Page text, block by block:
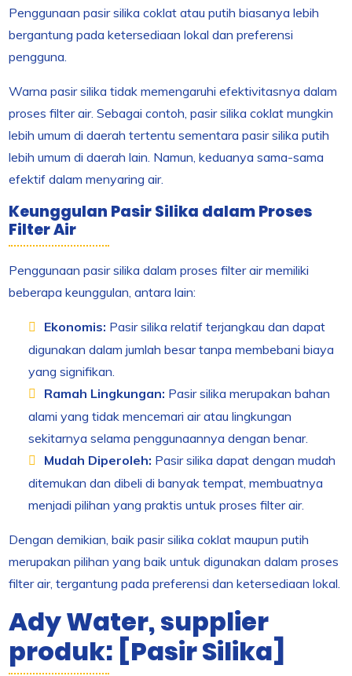
Penggunaan pasir silika coklat atau putih biasanya lebih
bergantung pada ketersediaan lokal dan preferensi
pengguna.
Warna pasir silika tidak memengaruhi efektivitasnya dalam
proses filter air. Sebagai contoh, pasir silika coklat mungkin
lebih umum di daerah tertentu sementara pasir silika putih
lebih umum di daerah lain. Namun, keduanya sama-sama
efektif dalam menyaring air.
Keunggulan Pasir Silika dalam Proses
Filter Air
Penggunaan pasir silika dalam proses filter air memiliki
beberapa keunggulan, antara lain:
Ekonomis: Pasir silika relatif terjangkau dan dapat
digunakan dalam jumlah besar tanpa membebani biaya
yang signifikan.
Ramah Lingkungan: Pasir silika merupakan bahan
alami yang tidak mencemari air atau lingkungan
sekitarnya selama penggunaannya dengan benar.
Mudah Diperoleh: Pasir silika dapat dengan mudah
ditemukan dan dibeli di banyak tempat, membuatnya
menjadi pilihan yang praktis untuk proses filter air.
Dengan demikian, baik pasir silika coklat maupun putih
merupakan pilihan yang baik untuk digunakan dalam proses
filter air, tergantung pada preferensi dan ketersediaan lokal.
Ady Water, supplier
produk: [Pasir Silika]